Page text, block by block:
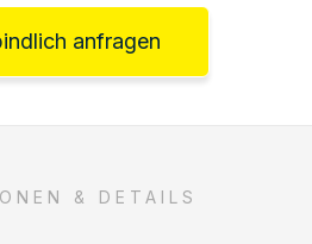
anfragen
& DETAILS